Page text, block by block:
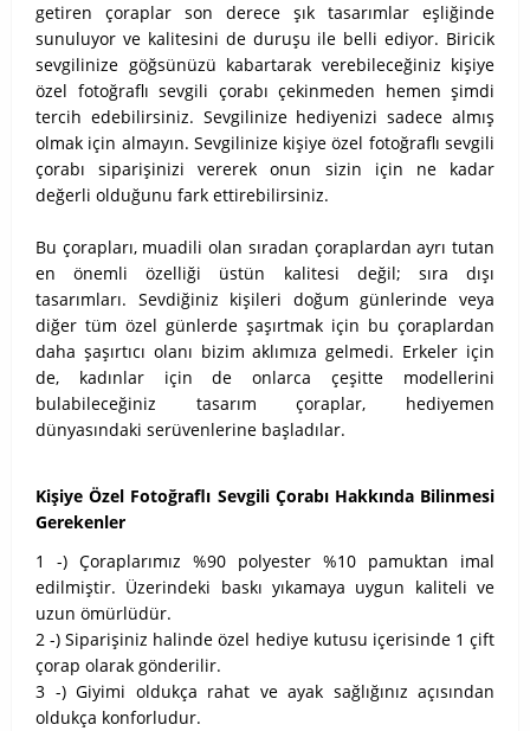
getiren çoraplar son derece şık tasarımlar eşliğinde
sunuluyor ve kalitesini de duruşu ile belli ediyor. Biricik
sevgilinize göğsünüzü kabartarak verebileceğiniz kişiye
özel fotoğraflı sevgili çorabı çekinmeden hemen şimdi
tercih edebilirsiniz. Sevgilinize hediyenizi sadece almış
olmak için almayın. Sevgilinize kişiye özel fotoğraflı sevgili
çorabı siparişinizi vererek onun sizin için ne kadar
değerli olduğunu fark ettirebilirsiniz.
Bu çorapları, muadili olan sıradan çoraplardan ayrı tutan
en önemli özelliği üstün kalitesi değil; sıra dışı
tasarımları. Sevdiğiniz kişileri doğum günlerinde veya
diğer tüm özel günlerde şaşırtmak için bu çoraplardan
daha şaşırtıcı olanı bizim aklımıza gelmedi. Erkeler için
de, kadınlar için de onlarca çeşitte modellerini
bulabileceğiniz tasarım çoraplar, hediyemen
dünyasındaki serüvenlerine başladılar.
Kişiye Özel Fotoğraflı Sevgili Çorabı Hakkında Bilinmesi
Gerekenler
1 -) Çoraplarımız %90 polyester %10 pamuktan imal
edilmiştir. Üzerindeki baskı yıkamaya uygun kaliteli ve
uzun ömürlüdür.
2 -) Siparişiniz halinde özel hediye kutusu içerisinde 1 çift
çorap olarak gönderilir.
3 -) Giyimi oldukça rahat ve ayak sağlığınız açısından
oldukça konforludur.